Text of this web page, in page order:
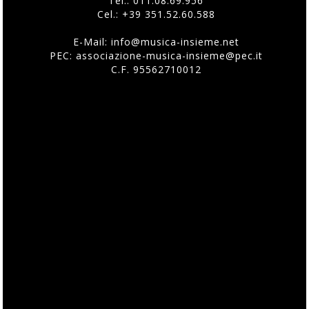
Cel.: +39 351.52.60.588
E-Mail: info@musica-insieme.net
PEC: associazione-musica-insieme@pec.it
C.F. 95562710012